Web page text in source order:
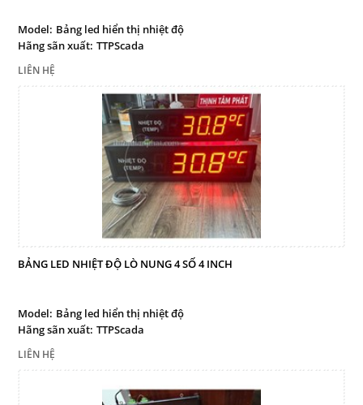
Model: Bảng led hiển thị nhiệt độ
Hãng sãn xuất: TTPScada
LIÊN HỆ
BẢNG LED NHIỆT ĐỘ LÒ NUNG 4 SỐ 4 INCH
Model: Bảng led hiển thị nhiệt độ
Hãng sãn xuất: TTPScada
LIÊN HỆ
nghiệp
Bảng điện tử công nghiệp
Giải pháp quản lý sản xuất
tinh gọn
Bảng led hiển thị
Thiết bị cảnh báo
Thiết bị điều khiển
Thiết bị đo lường - Cảm biến
Dịch vụ
THEO DÕI